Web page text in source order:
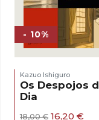
- 10%
Kazuo Ishiguro
Os Despojos
Dia
18,00€ O
16,20 €